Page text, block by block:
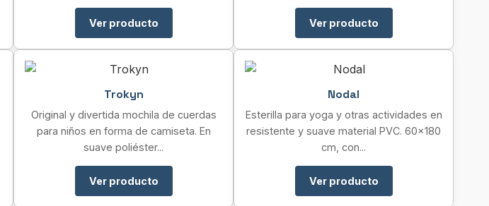
Ver producto Ver producto
Trokyn
Original y divertida mochila de cuerdas
para niños en forma de camiseta. En
suave poliéster...
Ver producto
Nodal
Esterilla para yoga y otras actividades en
resistente y suave material PVC. 60×180
cm, con...
Ver producto